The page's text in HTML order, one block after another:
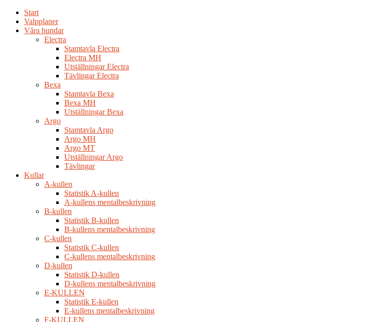
Start
Valpplaner
Våra hundar
Electra
Stamtavla Electra
Electra MH
Utställningar Electra
Tävlingar Electra
Bexa
Stamtavla Bexa
Bexa MH
Utställningar Bexa
Argo
Stamtavla Argo
Argo MH
Argo MT
Utställningar Argo
Tävlingar
Kullar
A-kullen
Statistik A-kullen
A-kullens mentalbeskrivning
B-kullen
Statistik B-kullen
B-kullens mentalbeskrivning
C-kullen
Statistik C-kullen
C-kullens mentalbeskrivning
D-kullen
Statistik D-kullen
D-kullens mentalbeskrivning
E-KULLEN
Statistik E-kullen
E-kullens mentalbeskrivning
F-KULLEN